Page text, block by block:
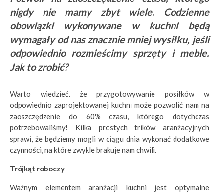
nigdy nie mamy zbyt wiele. Codzienne
obowiązki wykonywane w kuchni będą
wymagały od nas znacznie mniej wysiłku, jeśli
odpowiednio rozmieścimy sprzęty i meble.
Jak to zrobić?
Warto wiedzieć, że przygotowywanie posiłków w
odpowiednio zaprojektowanej kuchni może pozwolić nam na
zaoszczędzenie do 60% czasu, którego dotychczas
potrzebowaliśmy! Kilka prostych trików aranżacyjnych
sprawi, że będziemy mogli w ciągu dnia wykonać dodatkowe
czynności, na które zwykle brakuje nam chwili.
Trójkąt roboczy
Ważnym elementem aranżacji kuchni jest optymalne